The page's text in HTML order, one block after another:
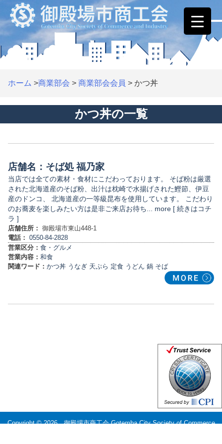
Skip
to
content
ホーム >商業部会 > 商業部会会員 > かつ丼
かつ丼の一覧
店舗名：そば処 福乃家
当店では全ての素材・食材にこだわっております。 そば粉は厳選
された北海道産のそば粉、出汁は枕崎で水揚げされた鰹節、伊豆
産のドンコ、 北海道産の一等級昆布を使用しています。 こだわり
のお蕎麦を楽しみたい方は是非ご来店お待ち... more [ 続きはコチ
ラ ]
店舗住所： 御殿場市東山448-1
電話： 0550-84-2828
営業区分： 食・グルメ
営業内容： 和食
関連ワード： かつ丼 うなぎ 天ぷら 定食 うどん 鍋 そば
Copyright © 2026御殿場市商工会 Gotemba City Society of Commerce